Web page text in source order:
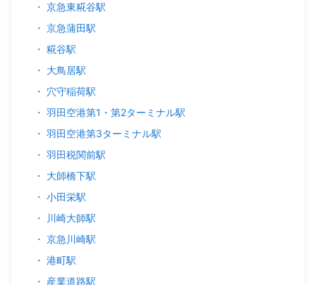
・ 京急東糀谷駅
・ 京急蒲田駅
・ 糀谷駅
・ 大鳥居駅
・ 穴守稲荷駅
・ 羽田空港第1・第2ターミナル駅
・ 羽田空港第3ターミナル駅
・ 羽田税関前駅
・ 大師橋下駅
・ 小田栄駅
・
川崎大師駅
・ 京急川崎駅
・ 港町駅
・ 産業道路駅